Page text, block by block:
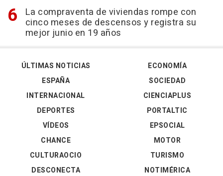
La compraventa de viviendas rompe con
cinco meses de descensos y registra su
mejor junio en 19 años
ÚLTIMAS NOTICIAS
ESPAÑA
INTERNACIONAL
DEPORTES
VÍDEOS
ECONOMÍA
SOCIEDAD
CIENCIAPLUS
PORTALTIC
EPSOCIAL
CHANCE
CULTURAOCIO
DESCONECTA
MOTOR
TURISMO
NOTIMÉRICA